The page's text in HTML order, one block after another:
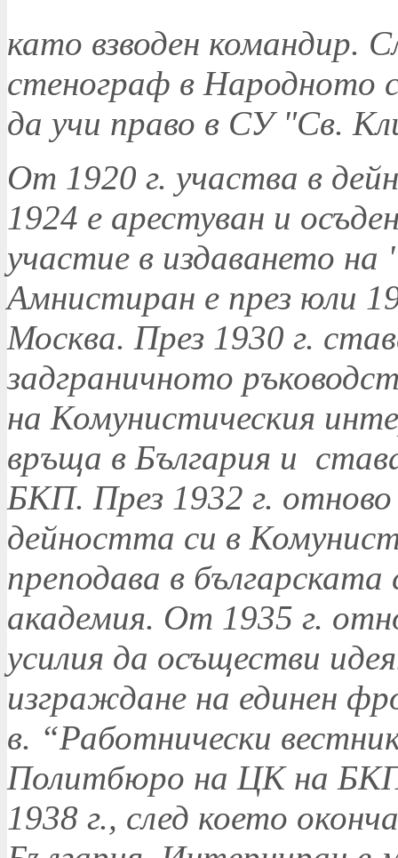
като взводен командир.
стенограф в Народното
да учи право в СУ "Св.
От 1920 г. участва в
1924 е арестуван и
участие в издаването
Амнистиран е през юли
Москва. През 1930 г.
задграничното
на Комунистическия
връща в България и
БКП. През 1932 г.
дейността си в
преподава в
академия. От 1935 г.
усилия да осъществи
изграждане на единен
в. “Работнически
Политбюро на ЦК на
1938 г., след което